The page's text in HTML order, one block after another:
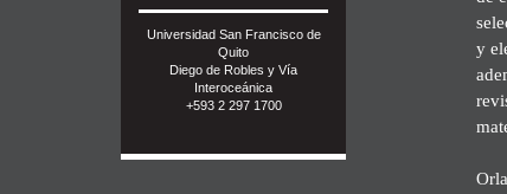
Universidad San Francisco de
Quito
Diego de Robles y Vía
Interoceánica
+593 2 297 1700
y